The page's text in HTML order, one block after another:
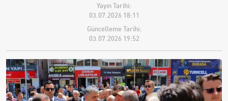
Yayın Tarihi:
03.07.2026 18:11
Güncelleme Tarihi:
03.07.2026 19:52